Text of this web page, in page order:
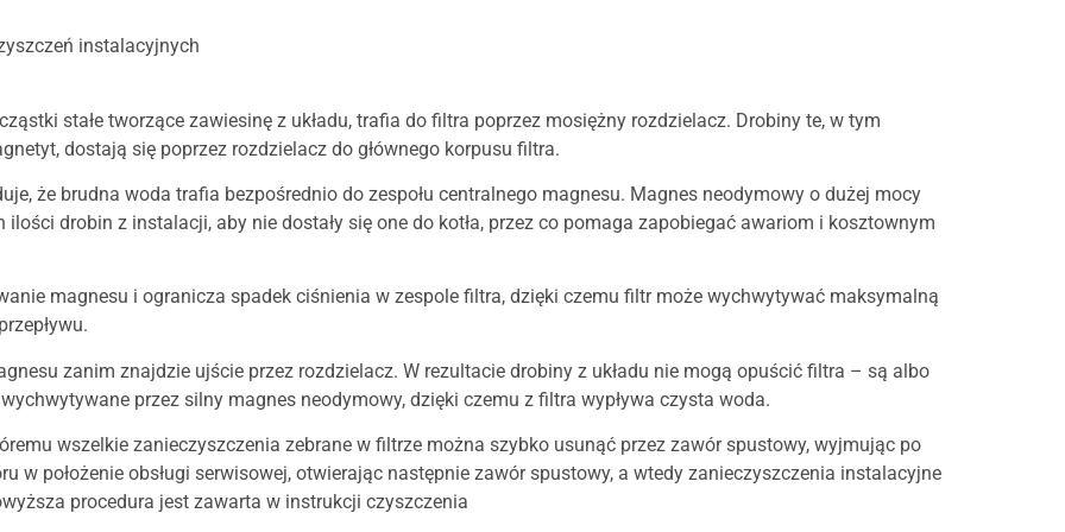
instalacyjnych
stałe tworzące zawiesinę z układu, trafia do filtra poprzez mosiężny rozdzielacz. Drobiny te, w tym
dostają się poprzez rozdzielacz do głównego korpusu filtra.
że brudna woda trafia bezpośrednio do zespołu centralnego magnesu. Magnes neodymowy o dużej mocy
drobin z instalacji, aby nie dostały się one do kotła, przez co pomaga zapobiegać awariom i kosztownym
magnesu i ogranicza spadek ciśnienia w zespole filtra, dzięki czemu filtr może wychwytywać maksymalną
zanim znajdzie ujście przez rozdzielacz. W rezultacie drobiny z układu nie mogą opuścić filtra – są albo
przez silny magnes neodymowy, dzięki czemu z filtra wypływa czysta woda.
wszelkie zanieczyszczenia zebrane w filtrze można szybko usunąć przez zawór spustowy, wyjmując po
w położenie obsługi serwisowej, otwierając następnie zawór spustowy, a wtedy zanieczyszczenia instalacyjne
procedura jest zawarta w instrukcji czyszczenia